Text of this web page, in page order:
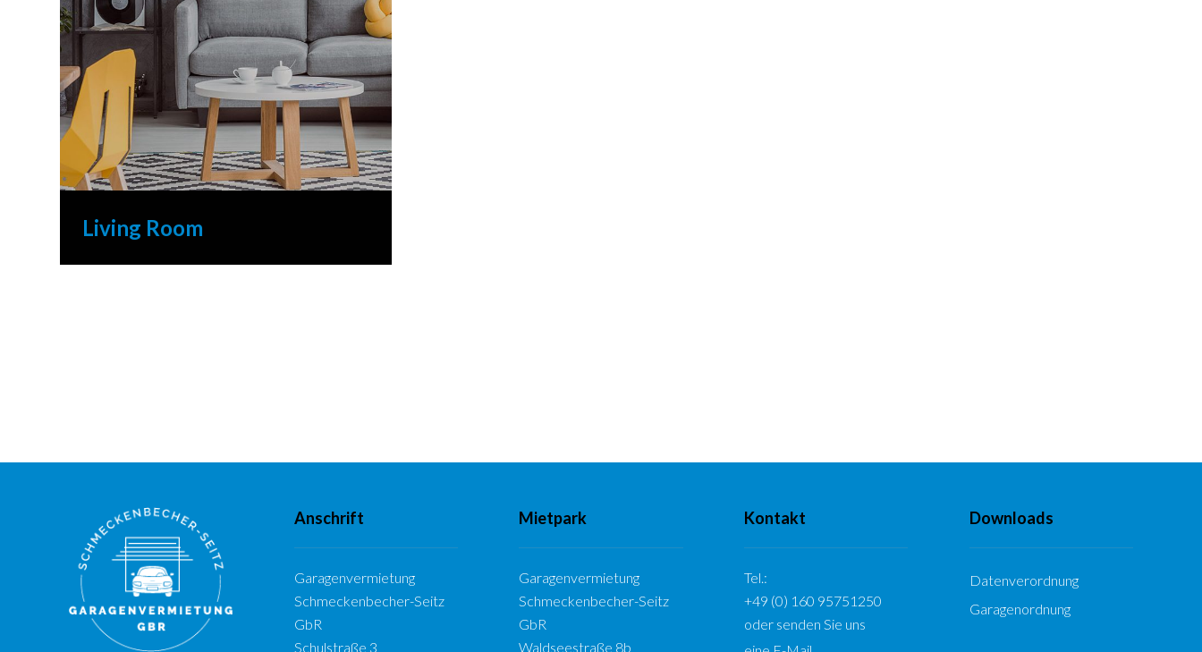
Living Room
Anschrift
Garagenvermietung
Schmeckenbecher-Seitz
GbR
Schulstraße 3
Mietpark
Garagenvermietung
Schmeckenbecher-Seitz
GbR
Waldseestraße 8b
Kontakt
Tel.:
+49 (0) 160 95751250
oder senden Sie uns
Downloads
Datenverordnung
Garagenordnung